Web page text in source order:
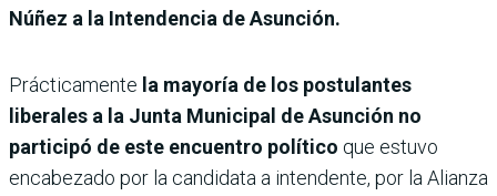
Núñez a la Intendencia de Asunción.
Prácticamente la mayoría de los postulantes
liberales a la Junta Municipal de Asunción no
participó de este encuentro político que estuvo
encabezado por la candidata a intendente, por la Alianza